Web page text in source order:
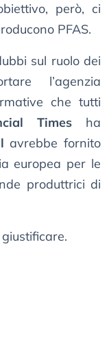
però, ci
PFAS.
sul ruolo dei
l’agenzia
che tutti
Timesha
avrebbe fornito
europea per le
produttrici di